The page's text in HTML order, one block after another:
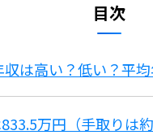
目次
収は高い？低い？平
万円（手取りは約